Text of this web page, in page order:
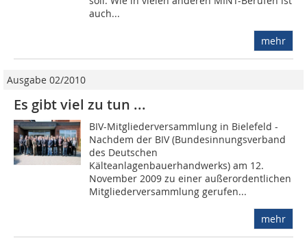
auch...
mehr
Ausgabe 02/2010
Es gibt viel zu tun ...
BIV-Mitgliederversammlung in Bielefeld -
Nachdem der BIV (Bundesinnungsverband
des Deutschen
Kälteanlagenbauerhandwerks) am 12.
November 2009 zu einer außerordentlichen
Mitgliederversammlung gerufen...
mehr